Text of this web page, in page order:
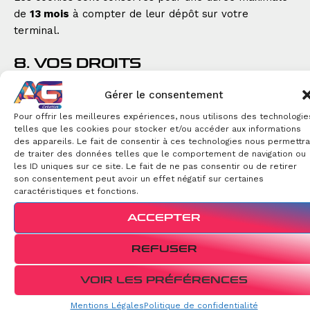
Gérer le consentement
Pour offrir les meilleures expériences, nous utilisons des
telles que les cookies pour stocker et/ou accéder aux informations
des appareils. Le fait de consentir à ces technologies nous permettra
de traiter des données telles que le comportement de navigation ou
les ID uniques sur ce site. Le fait de ne pas consentir ou de retirer
son consentement peut avoir un effet négatif sur certaines
caractéristiques et fonctions.
ACCEPTER
REFUSER
VOIR LES PRÉFÉRENCES
Mentions LégalesPolitique de confidentialité
de 13 mois à compter de leur dépôt sur votre
terminal.
8. VOS DROITS
Conformément au RGPD, vous disposez des droits
suivants :
Droit d’accès à vos données personnelles,
Droit de rectification si elles sont inexactes ou
incomplètes,
Droit à l’effacement (“droit à l’oubli”),
Droit à la limitation ou à l’opposition du traitement,
Droit à la portabilité des données,
Droit de définir le sort de vos données après votre
Pour exercer vos droits, adressez votre demande à :
AG CREATIVE – Ambre Gravot